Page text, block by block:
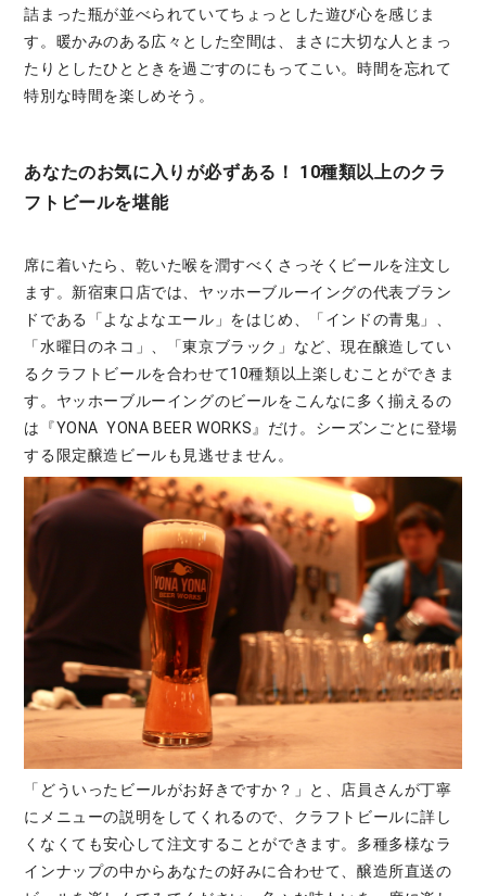
詰まった瓶が並べられていてちょっとした遊び心を感じま
す。暖かみのある広々とした空間は、まさに大切な人とまっ
たりとしたひとときを過ごすのにもってこい。時間を忘れて
特別な時間を楽しめそう。
あなたのお気に入りが必ずある！ 10種類以上のクラ
フトビールを堪能
席に着いたら、乾いた喉を潤すべくさっそくビールを注文し
ます。新宿東口店では、ヤッホーブルーイングの代表ブラン
ドである「よなよなエール」をはじめ、「インドの青鬼」、
「水曜日のネコ」、「東京ブラック」など、現在醸造してい
るクラフトビールを合わせて10種類以上楽しむことができま
す。ヤッホーブルーイングのビールをこんなに多く揃えるの
は『YONA YONA BEER WORKS』だけ。シーズンごとに登場
する限定醸造ビールも見逃せません。
「どういったビールがお好きですか？」と、店員さんが丁寧
にメニューの説明をしてくれるので、クラフトビールに詳し
くなくても安心して注文することができます。多種多様なラ
インナップの中からあなたの好みに合わせて、醸造所直送の